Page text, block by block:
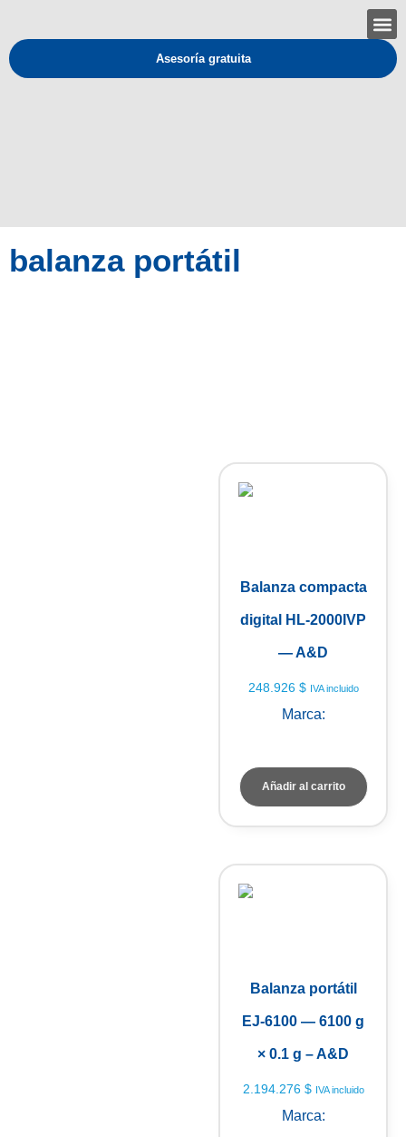
Asesoría gratuita
balanza portátil
Balanza compacta
digital HL-2000IVP
— A&D
248.926 $ IVA incluido
Marca:
Añadir al carrito
Balanza portátil
EJ-6100 — 6100 g
× 0.1 g – A&D
2.194.276 $ IVA incluido
Marca: